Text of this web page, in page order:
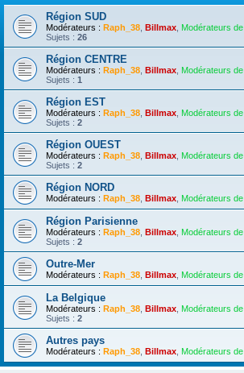
Région SUD
Modérateurs : Raph_38 Billmax Modérateurs
Sujets : 26
Région CENTRE
Modérateurs : Raph_38 Billmax Modérateurs
Sujets : 1
Région EST
Modérateurs : Raph_38 Billmax Modérateurs
Sujets : 2
Région OUEST
Modérateurs : Raph_38 Billmax Modérateurs
Sujets : 2
Région NORD
Modérateurs : Raph_38 Billmax Modérateurs
Région Parisienne
Modérateurs : Raph_38 Billmax Modérateurs
Sujets : 2
Outre-Mer
Modérateurs : Raph_38 Billmax Modérateurs
La Belgique
Modérateurs : Raph_38 Billmax Modérateurs
Sujets : 2
Autres pays
Modérateurs : Raph_38 Billmax Modérateurs